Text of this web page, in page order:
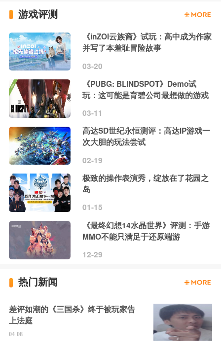
游戏评测
《inZOI云族裔》试玩：高中成为作家
并写了本羞耻冒险故事
03-20
《PUBG: BLINDSPOT》Demo试
玩：这可能是育碧公司最想做的游戏
03-11
高达SD世纪永恒测评：高达IP游戏一
次大胆的玩法尝试
02-19
极致的操作表演秀，绽放在了花园之
岛
01-15
《最终幻想14水晶世界》评测：手游
MMO不能只满足于还原端游
12-29
热门新闻
差评如潮的《三国杀》终于被玩家告
上法庭
04-08